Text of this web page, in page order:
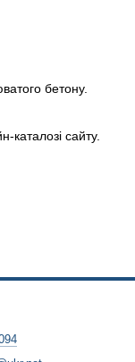
бетону.
каталозі сайту.